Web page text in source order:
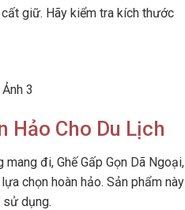
giữ. Hãy kiểm tra kích thước
3
Hảo Cho Du Lịch
đi, Ghế Gấp Gọn Dã Ngoại,
chọn hoàn hảo. Sản phẩm này
sử dụng.